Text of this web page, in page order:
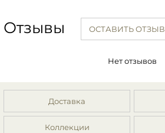
Отзывы ОСТАВИТЬ ОТЗЫВ
Нет отзывов
Доставка
Коллекции